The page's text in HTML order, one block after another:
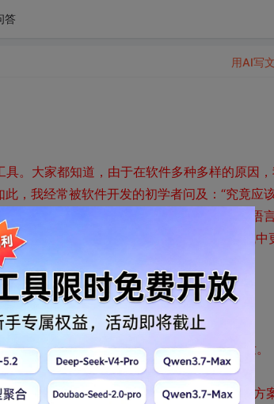
答
。大家都知道，由于在软件多种多样的原因
，我经常被软件开发的初学者问及：“究竟应
一脸茫然。原来这些人一直认为，一种最佳语
”，但是，我却可以为您推荐几款在专业领域中
：
级应用软件的开发中。
了对Windows Office套件接口的各类开发。
时功不可没。或许它不是一个长期的解决方
用AI写